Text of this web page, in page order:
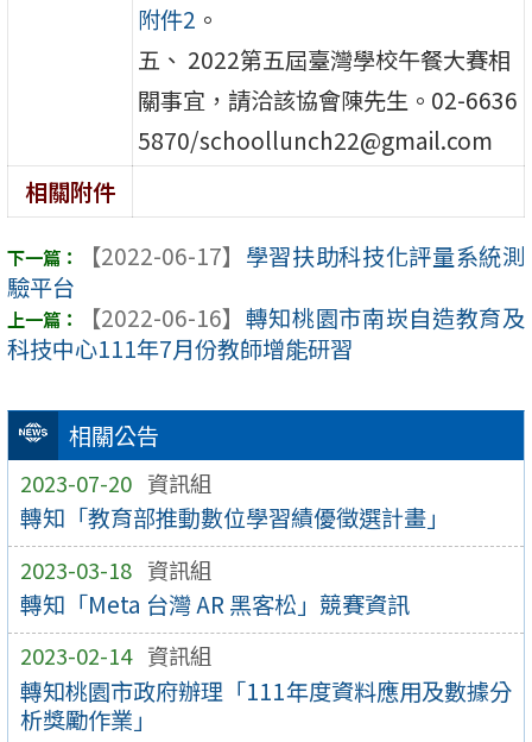
相關公告
2023-07-20 資訊組
轉知「教育部推動數位學習績優徵選計畫」
2023-03-18 資訊組
轉知「Meta 台灣 AR 黑客松」競賽資訊
2023-02-14 資訊組
轉知桃園市政府辦理「111年度資料應用及數據分
析獎勵作業」
附件2 。
五、 2022第五屆臺灣學校午餐大賽相
關事宜，請洽該協會陳先生。02-6636
5870/schoollunch22@gmail.com
相關附件
【2022-06-17】 學習扶助科技化評量系統測
驗平台
【2022-06-16】 轉知桃園市南崁自造教育及
科技中心111年7月份教師增能研習